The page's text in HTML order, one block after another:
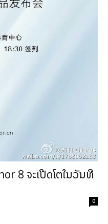
8 ຈະເປີດໂຕໃນວັນທີ
0